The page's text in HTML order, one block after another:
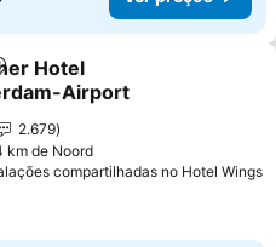
aos favoritos
Hotel
Airport
2.679
km de Noord
compartilhadas no Hotel Wings